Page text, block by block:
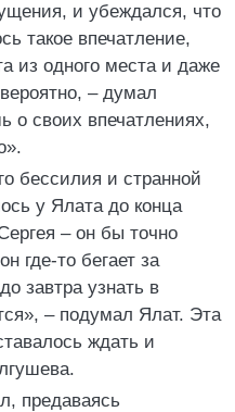
и убеждался, что
такое впечатление,
из одного места и даже
– думал
о своих впечатлениях,
бессилия и странной
у Ялата до конца
– он бы точно
где-то бегает за
завтра узнать в
– подумал Ялат. Эта
ждать и
предаваясь